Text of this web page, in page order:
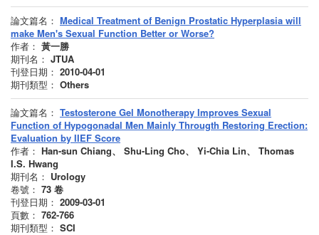
論文篇名： Medical Treatment of Benign Prostatic Hyperplasia will
make Men's Sexual Function Better or Worse?
作者： 黃一勝
期刊名： JTUA
刊登日期： 2010-04-01
期刊類型： Others
論文篇名： Testosterone Gel Monotherapy Improves Sexual
Function of Hypogonadal Men Mainly Througth Restoring Erection:
Evaluation by IIEF Score
作者： Han-sun Chiang、 Shu-Ling Cho、 Yi-Chia Lin、 Thomas
I.S. Hwang
期刊名： Urology
卷號： 73 卷
刊登日期： 2009-03-01
頁數： 762-766
期刊類型： SCI